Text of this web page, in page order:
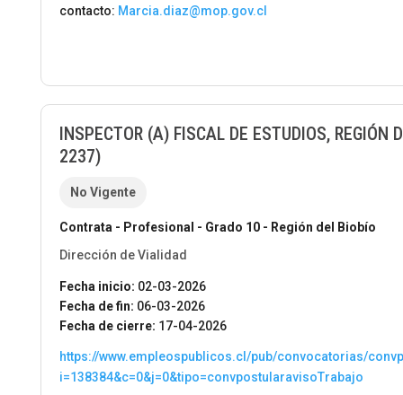
contacto: Marcia.diaz@mop.gov.cl
INSPECTOR (A) FISCAL DE ESTUDIOS, REGIÓN
2237)
No Vigente
Contrata - Profesional - Grado 10 - Región del Biobío
Dirección de Vialidad
Fecha inicio: 02-03-2026
Fecha de fin: 06-03-2026
Fecha de cierre: 17-04-2026
https://www.empleospublicos.cl/pub/convocatorias/
i=138384&c=0&j=0&tipo=convpostularavisoTrabajo